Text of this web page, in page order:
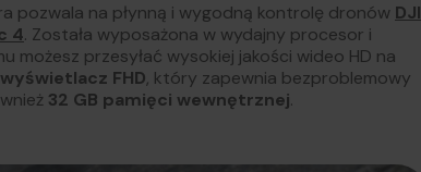
pozwala na płynną i wygodną kontrolę dronów DJI
4. Została wyposażona w wydajny procesor i
możesz przesyłać wysokiej jakości wideo HD na
FHD, który zapewnia bezproblemowy
32 GB pamięci wewnętrznej.